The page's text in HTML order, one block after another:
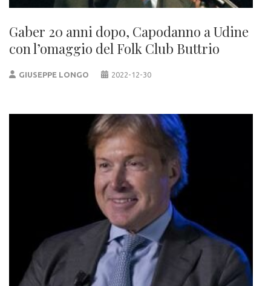
Gaber 20 anni dopo, Capodanno a Udine
con l’omaggio del Folk Club Buttrio
GIUSEPPE LONGO 2022-12-30